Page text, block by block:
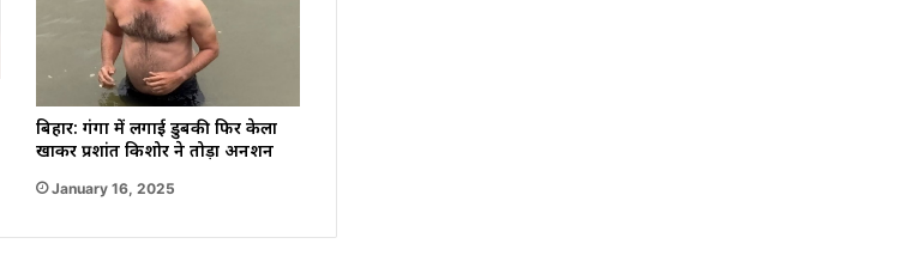
बिहार: गंगा में लगाई डुबकी फिर केला
खाकर प्रशांत किशोर ने तोड़ा अनशन
January 16, 2025